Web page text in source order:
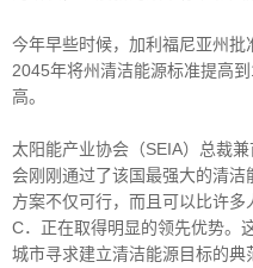
今年早些时候，加利福尼亚州批
2045年将州清洁能源标准提高
高。
太阳能产业协会（SEIA）总裁
会刚刚通过了该国最强大的清
方案不仅可行，而且可以比许多
C．正在取得明显的领先优势。
城市寻求建立清洁能源目标的典